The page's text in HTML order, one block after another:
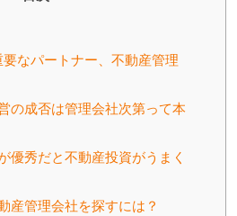
要なパートナー、不動産管理
の成否は管理会社次第って本
優秀だと不動産投資がうまく
産管理会社を探すには？